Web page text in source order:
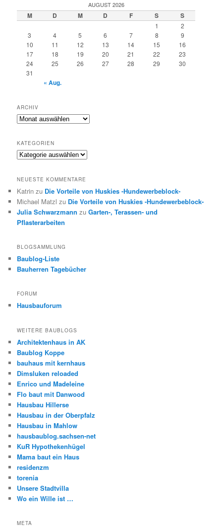
e
n
AUGUST 2026
M D M D F S S
1
2
3
4 5 6 7 8
9
10
11 12 13 14 15
16
17
18 19 20 21 22
23
24
25 26 27 28 29
30
31
« Aug.
ARCHIV
Archiv
KATEGORIEN
Kategorien
NEUESTE KOMMENTARE
Katrin zu Die Vorteile von Huskies -Hundewerbeblock-
Michael Matzl zu Die Vorteile von Huskies -Hundewerbeblock-
Julia Schwarzmann zuGarten-, Terassen- und
Pflasterarbeiten
BLOGSAMMLUNG
Baublog-Liste
Bauherren Tagebücher
FORUM
Hausbauforum
WEITERE BAUBLOGS
Architektenhaus in AK
Baublog Koppe
bauhaus mit kernhaus
Dimsluken reloaded
Enrico und Madeleine
Flo baut mit Danwood
Hausbau Hillerse
Hausbau in der Oberpfalz
Hausbau in Mahlow
hausbaublog.sachsen-net
KuR Hypothekenhügel
Mama baut ein Haus
residenzm
torenia
Unsere Stadtvilla
Wo ein Wille ist …
META